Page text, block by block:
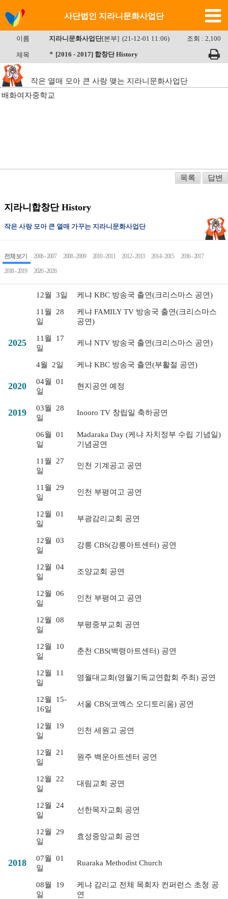
사단법인 지라니문화사업단
이름 지라니문화사업단[본부] (21-12-01 11:06) 조회 : 2,100
제목 * [2016 - 2017] 합창단 History
작은 열매 모아 큰 사랑 맺는 지라니문화사업단
배화여자중학교
목록 답변
지라니합창단 History
작은 사랑 모아 큰 열매 가꾸는 지라니문화사업단
전체 보기 2006 - 2007 2008 - 2009 2010 - 2011 2012 - 2013 2014 - 2015 2016 - 2017
2018 - 2019 2020 - 2026
12월 3일 케냐 KBC 방송국 출연(크리스마스 공연)
11월
28
일
케냐 FAMILY TV 방송국 출연(크리스마스
공연)
2025 11월
17
일
케냐 NTV 방송국 출연(크리스마스 공연)
4월 2일 케냐 KBC 방송국 출연(부활절 공연)
2020 04월
01
일
현지공연 예정
2019 03월
28
일
Inooro TV 창립일 축하공연
06월
01
일
Madaraka Day (케냐 자치정부 수립 기념일)
기념공연
11월
27
일
인천 기계공고 공연
11월
29
일
인천 부평여고 공연
12월
01
일
부광감리교회 공연
12월
03
일
강릉 CBS(강릉아트센터) 공연
12월
04
일
조양교회 공연
12월
06
일
인천 부평여고 공연
12월
08
일
부평중부교회 공연
12월
10
일
춘천 CBS(백령아트센터) 공연
12월
11
일
영월대교회(영월기독교연합회 주최) 공연
12월
15-
16일
서울 CBS(코엑스 오디토리움) 공연
12월
19
일
인천 세원고 공연
12월
21
일
원주 백운아트센터 공연
12월
22
일
대림교회 공연
12월
24
일
선한목자교회 공연
12월
29
일
효성중앙교회 공연
2018 07월
01
일
Ruaraka Methodist Church
08월
19
일
케냐 감리교 전체 목회자 컨퍼런스 초청 공
연